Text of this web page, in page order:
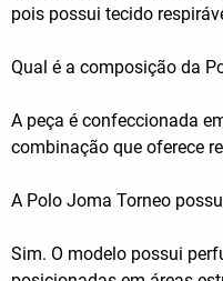
pois possui tecido
Qual é a composição da
A peça é confeccionada
combinação que oferece
A Polo Joma Torneo
Sim. O modelo possui